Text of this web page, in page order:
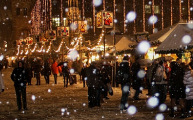
là que se trouve le marché du terroir, lieu dédié à la
et (re)découvrez les spécialités suisses !